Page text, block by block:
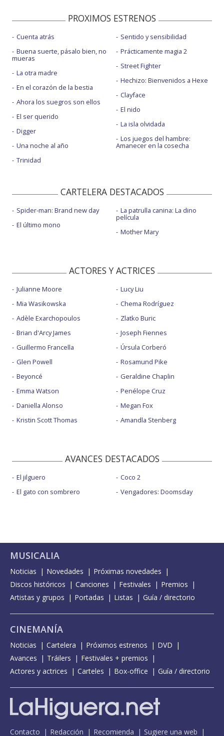
PROXIMOS ESTRENOS
Cuenta atrás
Buena suerte, pásalo bien, no
mueras
La otra madre
En el corazón de la bestia
Ahora los suegros son ellos
El ser querido
Digger
Una noche al año
Trinidad
Sentido y sensibilidad
Prácticamente magia 2
Street Fighter
Hechizo: Bienvenidos a Hexe
Clayface
El nido
La isla olvidada
Los juegos del hambre:
Amanecer en la cosecha
CARTELERA DESTACADOS
Spider-man: Brand new day
El último mono
La patrulla canina: La dino
película
Mother Mary
ACTORES Y ACTRICES
Julianne Moore
Mia Wasikowska
Adèle Exarchopoulos
Brian d'Arcy James
Guillermo Francella
Glen Powell
Beyoncé
Emma Watson
Daniella Alonso
Kristin Scott Thomas
Lucy Liu
Chema Rodríguez
Zlatko Buric
Joseph Fiennes
Úrsula Corberó
Rosamund Pike
Geraldine Chaplin
Penélope Cruz
Megan Fox
Amandla Stenberg
AVANCES DESTACADOS
El jilguero
El gato con sombrero
Coco 2
Vengadores: Doomsday
MUSICALIA
Noticias Novedades
Próximas novedades
Discos históricos
Canciones Festivales
Premios
Artistas y grupos
Portadas Listas Guía / directorio
CINEMANÍA
Noticias Cartelera Próximos estrenos
DVD
Avances
Tráilers
Festivales + premios
Actores y actrices
Carteles Box-office Guía / directorio
Contacto Redacción Recomienda Sugiere una web